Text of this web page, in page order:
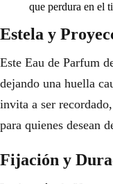
que perdura en el
Estela y
Este Eau de Parfum
dejando una huella
invita a ser
para quienes desean
Fijación y